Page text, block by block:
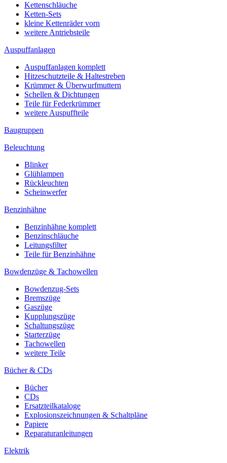
Kettenschläuche
Ketten-Sets
kleine Kettenräder vorn
weitere Antriebsteile
Auspuffanlagen
Auspuffanlagen komplett
Hitzeschutzteile & Haltestreben
Krümmer & Überwurfmuttern
Schellen & Dichtungen
Teile für Federkrümmer
weitere Auspuffteile
Baugruppen
Beleuchtung
Blinker
Glühlampen
Rückleuchten
Scheinwerfer
Benzinhähne
Benzinhähne komplett
Benzinschläuche
Leitungsfilter
Teile für Benzinhähne
Bowdenzüge & Tachowellen
Bowdenzug-Sets
Bremszüge
Gaszüge
Kupplungszüge
Schaltungszüge
Starterzüge
Tachowellen
weitere Teile
Bücher & CDs
Bücher
CDs
Ersatzteilkataloge
Explosionszeichnungen & Schaltpläne
Papiere
Reparaturanleitungen
Elektrik